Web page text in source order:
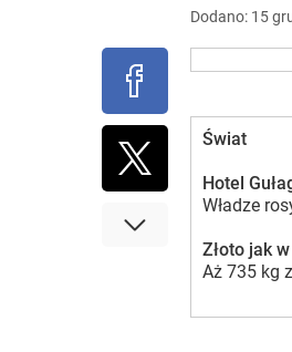
Dodano: 15
Świat
Hotel
Władze
Złoto jak
Aż 735 kg